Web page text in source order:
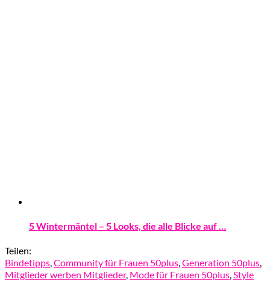
5 Wintermäntel – 5 Looks, die alle Blicke auf …
Teilen:
Bindetipps,Community für Frauen 50plus,Generation 50plus,
Mitglieder werben Mitglieder, Mode für Frauen 50plus,Style